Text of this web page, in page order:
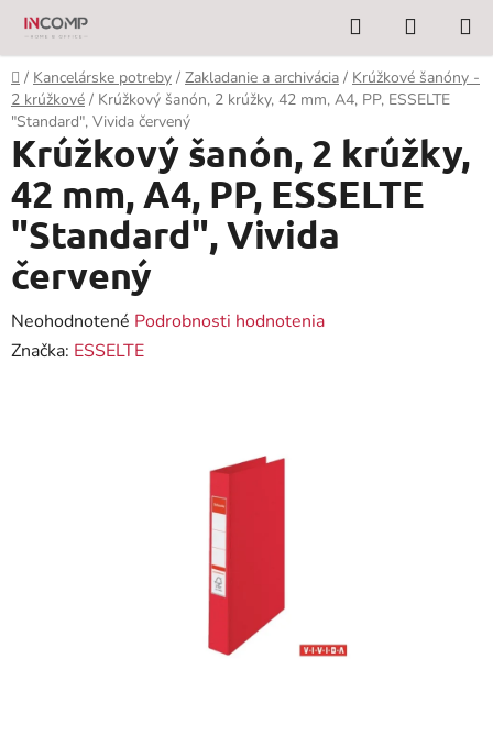
Prejsť
obsah
Hľadať
KOŠÍK
Domov
/ Kancelárske potreby / Zakladanie a archivácia / Krúžkové šanóny -
2 krúžkové / Krúžkový šanón, 2 krúžky, 42 mm, A4, PP, ESSELTE
"Standard", Vivida červený
Krúžkový šanón, 2 krúžky,
42 mm, A4, PP, ESSELTE
"Standard", Vivida
červený
Priemerné
hodnotenie
Neohodnotené Podrobnosti hodnotenia
Značka: ESSELTE